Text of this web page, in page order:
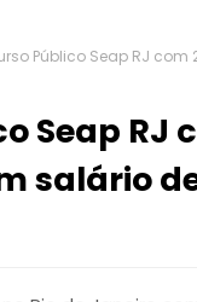
Público Seap RJ
Seap RJ
salário de